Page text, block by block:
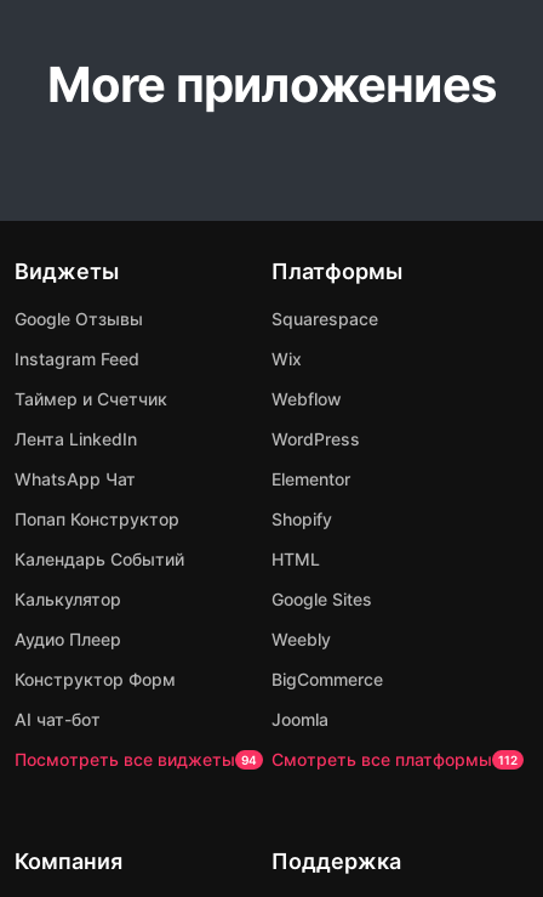
More приложениеs
Виджеты
Google Отзывы
Instagram Feed
Таймер и Счетчик
Лента LinkedIn
WhatsApp Чат
Попап Конструктор
Календарь Событий
Калькулятор
Аудио Плеер
Конструктор Форм
AI чат-бот
Посмотреть все виджеты 94
Платформы
Squarespace
Wix
Webflow
WordPress
Elementor
Shopify
HTML
Google Sites
Weebly
BigCommerce
Joomla
Смотреть все платформы 112
Компания Поддержка